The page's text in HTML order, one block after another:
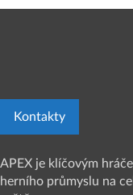
Kontakty
APEX je klíčovým
herního průmyslu na